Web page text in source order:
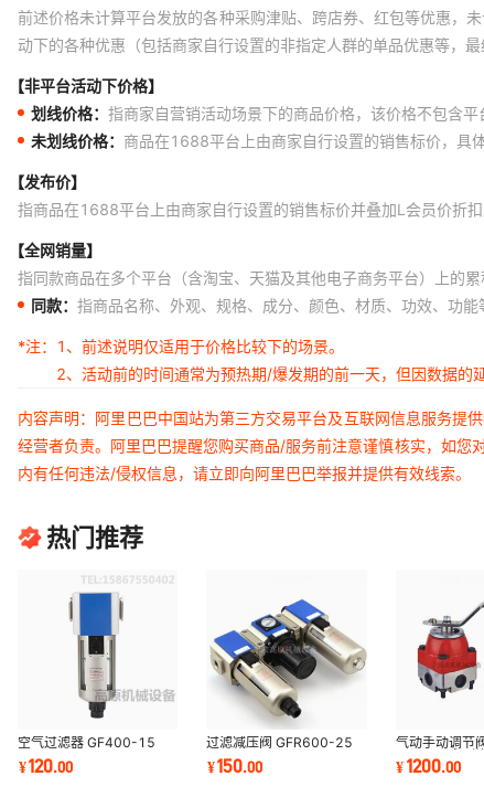
前述价格未计算平台发放的各种采购津贴、跨店券、红包等优惠，
动下的各种优惠（包括商家自行设置的非指定人群的单品优惠等，
【非平台活动下价格】
划线价格： 指商家自营销活动场景下的商品价格，该价格不包含
未划线价格： 商品在1688平台上由商家自行设置的销售标价，具
【发布价】
指商品在1688平台上由商家自行设置的销售标价并叠加L会员价折扣
【全网销量】
指同款商品在多个平台（含淘宝、天猫及其他电子商务平台）上的累
同款： 指商品名称、外观、规格、成分、颜色、材质、功效、功
*注：
1、前述说明仅适用于价格比较下的场景。
2、活动前的时间通常为预热期/爆发期的前一天，但因数据的
内容声明：阿里巴巴中国站为第三方交易平台及互联网信息服务提
经营者负责。阿里巴巴提醒您购买商品/服务前注意谨慎核实，如
内有任何违法/侵权信息，请立即向阿里巴巴举报并提供有效线索。
热门推荐
空气过滤器 GF400-15
GF400-10 GF300-15
GF300-10气动过滤器
¥120.00
过滤减压阀 GFR600-25
GFR600-20 GC200-08
GC200-06 GFR400-15
¥150.00
气动手动调节
21 25b 减压溢
jys2125
¥1200.00